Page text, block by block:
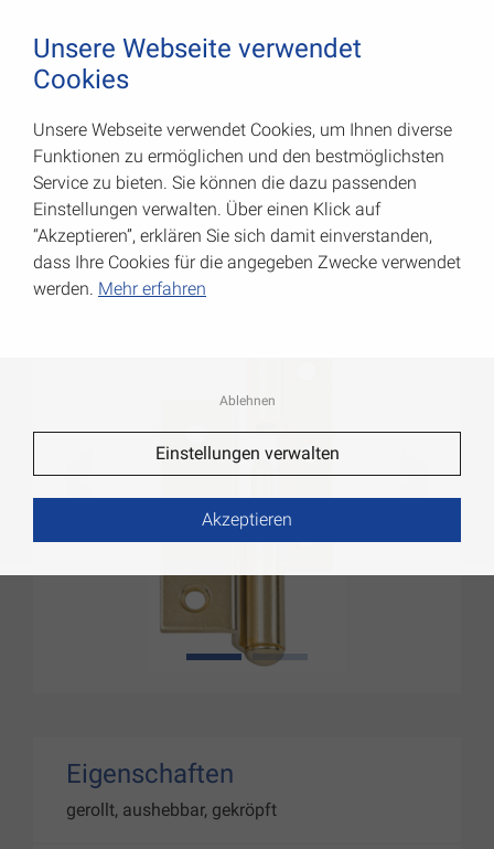
Normenscharniere
Art.-Nr.: 000621050V
1 2
Eigenschaften
gerollt, aushebbar, gekröpft
Unsere Webseite verwendet
Cookies
Unsere Webseite verwendet Cookies, um Ihnen diverse
Funktionen zu ermöglichen und den bestmöglichsten
Service zu bieten. Sie können die dazu passenden
Einstellungen verwalten. Über einen Klick auf
“Akzeptieren”, erklären Sie sich damit einverstanden,
dass Ihre Cookies für die angegeben Zwecke verwendet
werden. Mehr erfahren
Ablehnen
Einstellungen verwalten
Akzeptieren